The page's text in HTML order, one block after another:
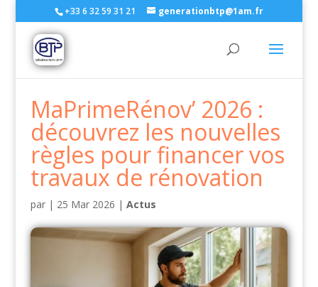
+33 6 32 59 31 21 generationbtp@1am.fr
MaPrimeRénov’ 2026 :
découvrez les nouvelles
règles pour financer vos
travaux de rénovation
par | 25 Mar 2026 | Actus